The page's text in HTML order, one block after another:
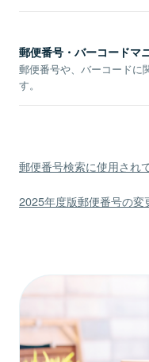
郵便番号・バーコードマ
郵便番号や、バーコードに
す。
郵便番号検索に使用され
2025年度版郵便番号の変